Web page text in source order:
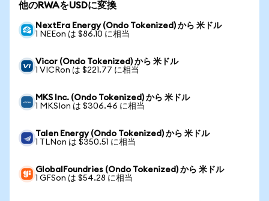
他のRWAをUSDに変換
NextEra Energy (Ondo Tokenized) から 米ドル
1 NEEon は $86.10 に相当
Vicor (Ondo Tokenized) から 米ドル
1 VICRon は $221.77 に相当
MKS Inc. (Ondo Tokenized) から 米ドル
1 MKSIon は $306.46 に相当
Talen Energy (Ondo Tokenized) から 米ドル
1 TLNon は $350.51 に相当
GlobalFoundries (Ondo Tokenized) から 米ドル
1 GFSon は $54.28 に相当